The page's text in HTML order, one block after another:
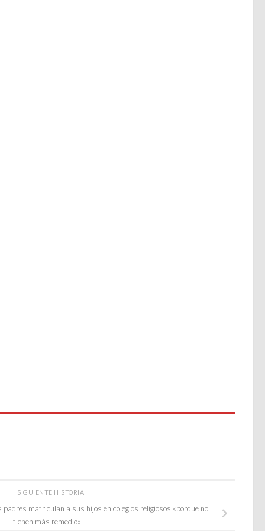
SIGUIENTE HISTORIA
matriculan a sus hijos en colegios religiosos «porque no
tienen más remedio»